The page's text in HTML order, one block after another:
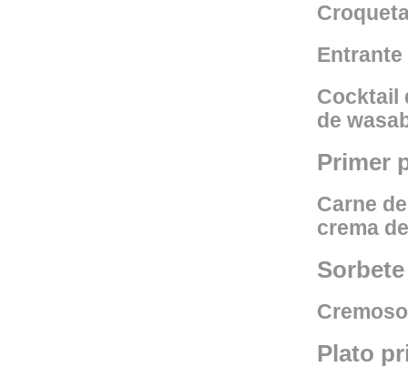
Cocktail
de
Primer
Carne
crema
Sorbete
Plato